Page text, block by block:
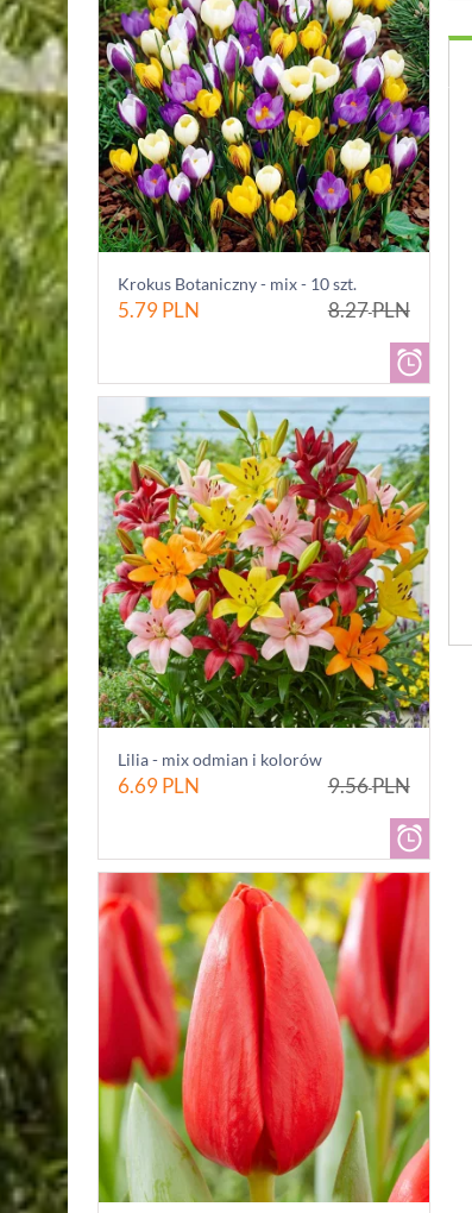
Krokus Botaniczny - mix - 10 szt.
5.79PLN 8.27PLN
Lilia - mix odmian i kolorów
6.69PLN 9.56PLN